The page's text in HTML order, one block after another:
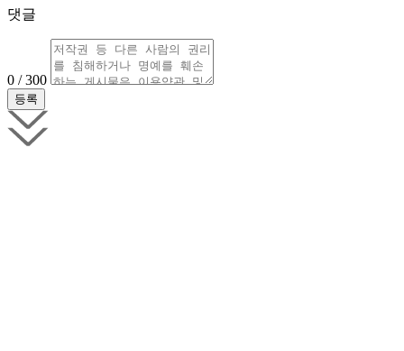
댓글
0 / 300